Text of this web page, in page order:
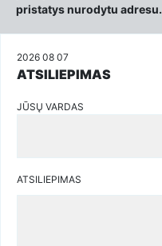
pristatys nurodytu adresu.
2026 08 07
ATSILIEPIMAS
JŪSŲ VARDAS
ATSILIEPIMAS